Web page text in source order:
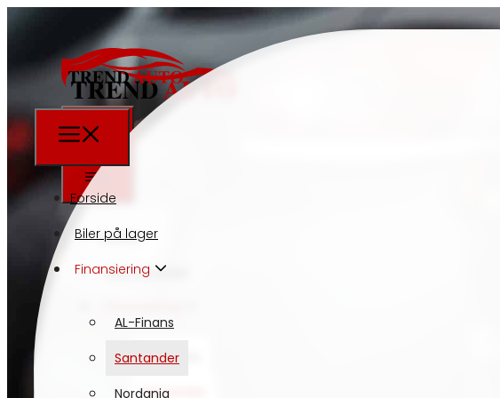
Forside
Biler på lager
AL-Finans
Santander
Forside
Biler på lager
Finansiering
AL-Finans
Santander
Nordania